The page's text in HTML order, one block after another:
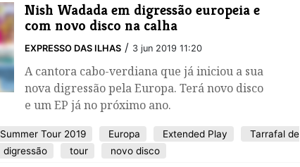
Nish Wadada em digressão europeia e
com novo disco na calha
EXPRESSO DAS ILHAS / 3 jun 2019 11:20
A cantora cabo-verdiana que já iniciou a sua
nova digressão pela Europa. Terá novo disco
e um EP já no próximo ano.
Summer Tour 2019 Europa Extended Play
Tarrafal de
digressão tour novo disco